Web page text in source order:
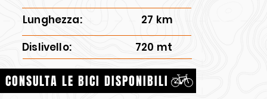
Lunghezza:
27 km
Dislivello:
720 mt
CONSULTA LE BICI DISPONIBILI